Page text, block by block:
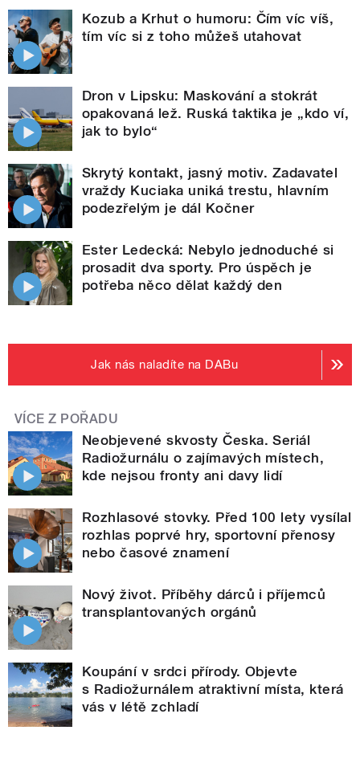
Kozub a Krhut o humoru: Čím víc víš,
tím víc si z toho můžeš utahovat
Dron v Lipsku: Maskování a stokrát
opakovaná lež. Ruská taktika je „kdo ví,
jak to bylo“
Skrytý kontakt, jasný motiv. Zadavatel
vraždy Kuciaka uniká trestu, hlavním
podezřelým je dál Kočner
Ester Ledecká: Nebylo jednoduché si
prosadit dva sporty. Pro úspěch je
potřeba něco dělat každý den
Jak nás naladíte na DABu
VÍCE Z POŘADU
Neobjevené skvosty Česka. Seriál
Radiožurnálu o zajímavých místech,
kde nejsou fronty ani davy lidí
Rozhlasové stovky. Před 100 lety vysílal
rozhlas poprvé hry, sportovní přenosy
nebo časové znamení
Nový život. Příběhy dárců i příjemců
transplantovaných orgánů
Koupání v srdci přírody. Objevte
s Radiožurnálem atraktivní místa, která
vás v létě zchladí